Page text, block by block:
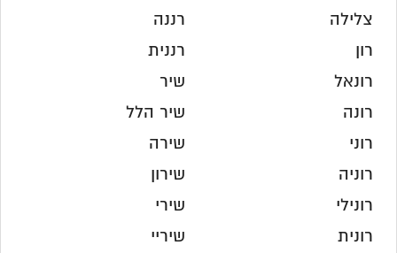
צלילה
רון
רונאל
רונה
רוני
רוניה
רונילי
רונית
רננה
רננית
שיר
שיר הלל
שירה
שירון
שירי
שיריי